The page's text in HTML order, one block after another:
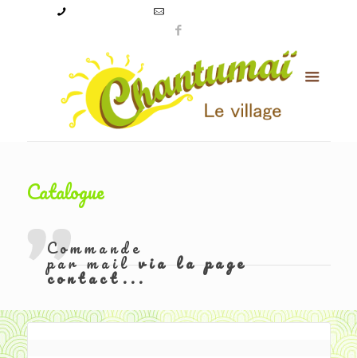
Catalogue
Commande
par mailvia la page
contact...